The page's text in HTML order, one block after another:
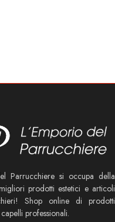
Parrucchiere si occupa della
prodotti estetici e articoli
Shop online di prodotti
professionali.